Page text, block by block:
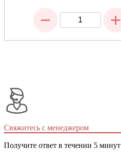
− +
Свяжитесь с менеджером
Получите ответ в течении 5 минут